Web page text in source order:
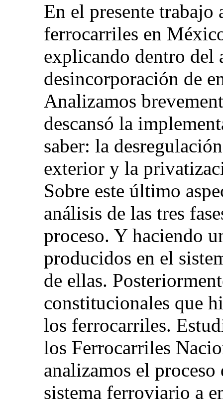
En el presente
ferrocarriles en
explicando dentro del
desincorporación de
Analizamos
descansó la
saber: la
exterior y la
Sobre este último
análisis de las tres
proceso. Y haciendo
producidos en el
de ellas.
constitucionales que
los ferrocarriles.
los Ferrocarriles
analizamos el
sistema ferroviario a